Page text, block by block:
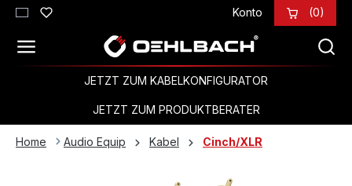
Zum Hauptinhalt springen Konto (0)
JETZT ZUM KABELKONFIGURATOR
JETZT ZUM PRODUKTBERATER
Home Audio Equip Kabel Cinch/XLR